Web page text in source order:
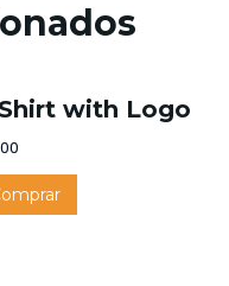
with Logo